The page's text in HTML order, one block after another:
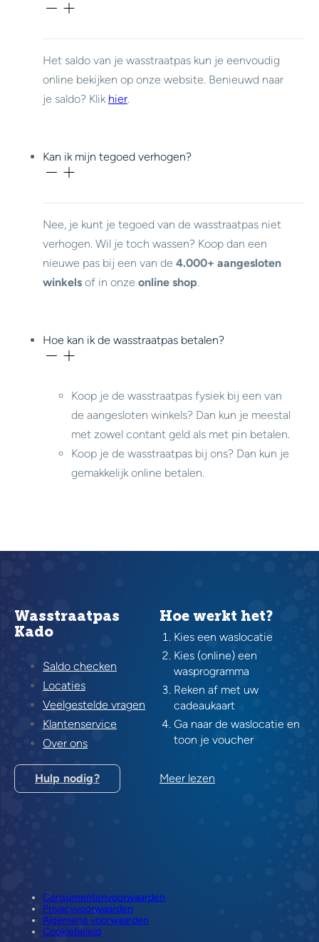
Het saldo van je wasstraatpas kun je eenvoudig
online bekijken op onze website. Benieuwd naar
je saldo? Klik hier
Kan ik mijn tegoed verhogen?
Nee, je kunt je tegoed van de wasstraatpas niet
verhogen. Wil je toch wassen? Koop dan een
nieuwe pas bij een van de 4.000+ aangesloten
winkels of in onze online shop
Hoe kan ik de wasstraatpas betalen?
Koop je de wasstraatpas fysiek bij een van
de aangesloten winkels? Dan kun je meestal
met zowel contant geld als met pin betalen.
Koop je de wasstraatpas bij ons? Dan kun je
gemakkelijk online betalen.
Wasstraatpas
Kado
Saldo checken
Locaties
Veelgestelde vragen
Klantenservice
Over ons
Hulp nodig?
Hoe werkt het?
Kies een waslocatie
Kies (online) een
wasprogramma
Reken af met uw
cadeaukaart
Ga naar de waslocatie en
toon je voucher
Meer lezen
Consumentenvoorwaarden
Privacyvoorwaarden
Algemene voorwaarden
Cookiebeleid